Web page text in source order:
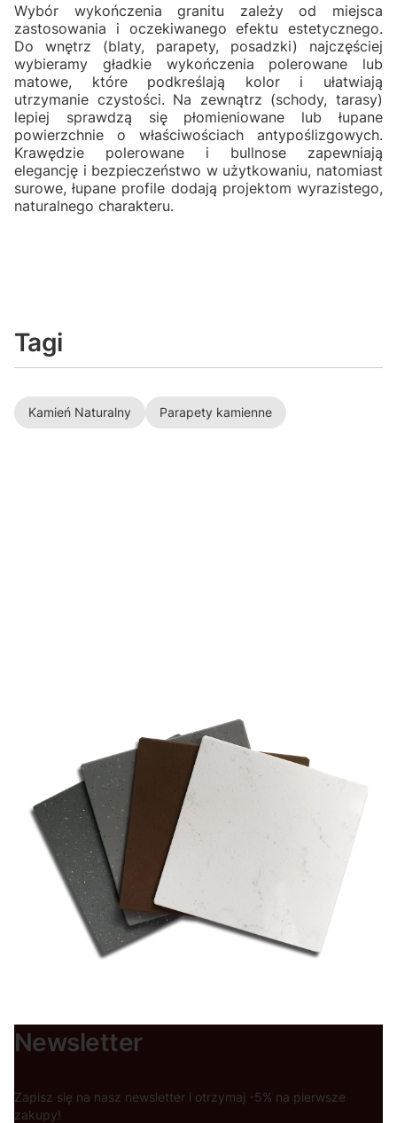
Wybór wykończenia granitu zależy od miejsca
zastosowania i oczekiwanego efektu estetycznego.
Do wnętrz (blaty, parapety, posadzki) najczęściej
wybieramy gładkie wykończenia polerowane lub
matowe, które podkreślają kolor i ułatwiają
utrzymanie czystości. Na zewnątrz (schody, tarasy)
lepiej sprawdzą się płomieniowane lub łupane
powierzchnie o właściwościach antypoślizgowych.
Krawędzie polerowane i bullnose zapewniają
elegancję i bezpieczeństwo w użytkowaniu, natomiast
surowe, łupane profile dodają projektom wyrazistego,
naturalnego charakteru.
Tagi
Kamień Naturalny Parapety kamienne
Newsletter
Zapisz się na nasz newsletter i otrzymaj -5% na pierwsze
zakupy!